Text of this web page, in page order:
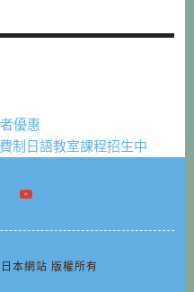
優惠
制日語教室課程招生中
本網站 版權所有